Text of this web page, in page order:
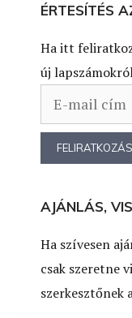
ÉRTESÍTÉS
Ha itt
új
AJÁNLÁS,
Ha szívesen
csak szeretne
szerkesztőnek